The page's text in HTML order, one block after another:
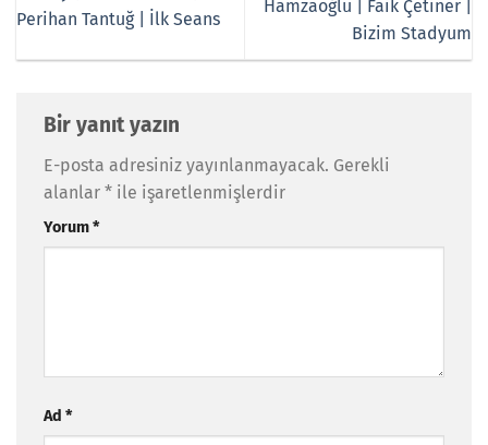
Perihan Tantuğ | İlk Seans
Hamzaoğlu | Faik Çetiner |
Bizim Stadyum
Bir yanıt yazın
E-posta adresiniz yayınlanmayacak. Gerekli
alanlar * ile işaretlenmişlerdir
Yorum*
Ad *